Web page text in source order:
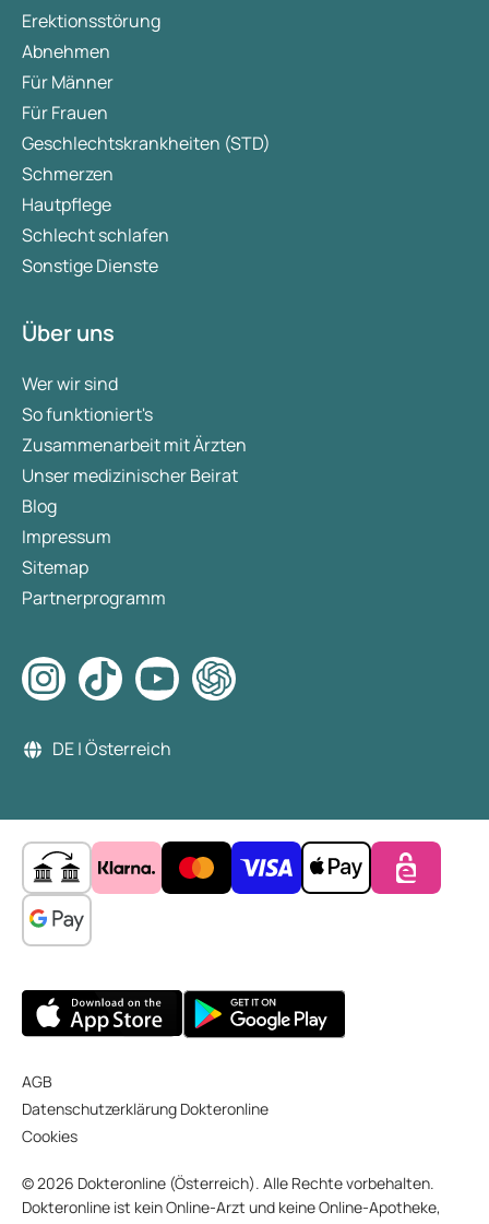
Erektionsstörung
Abnehmen
Für Männer
Für Frauen
Geschlechtskrankheiten (STD)
Schmerzen
Hautpflege
Schlecht schlafen
Sonstige Dienste
Über uns
Wer wir sind
So funktioniert's
Zusammenarbeit mit Ärzten
Unser medizinischer Beirat
Blog
Impressum
Sitemap
Partnerprogramm
DE | Österreich
AGB
Datenschutzerklärung Dokteronline
Cookies
© 2026 Dokteronline (Österreich). Alle Rechte vorbehalten.
Dokteronline ist kein Online-Arzt und keine Online-Apotheke,